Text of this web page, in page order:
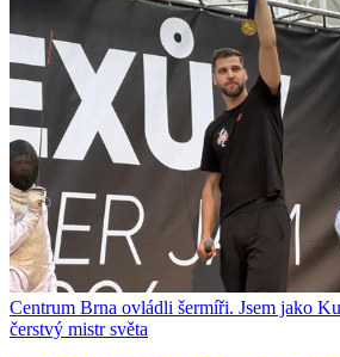
Centrum Brna ovládli šermíři. Jsem jako
čerstvý mistr světa